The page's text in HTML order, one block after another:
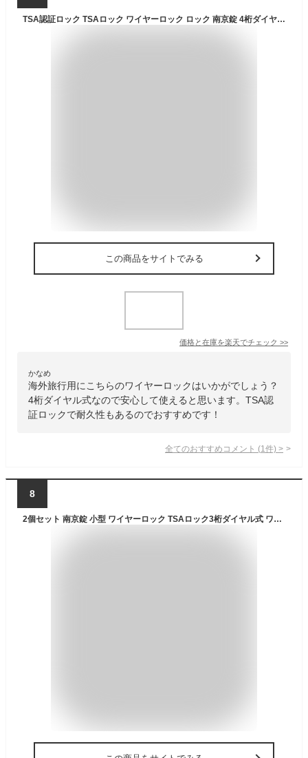
TSA認証ロック TSAロック ワイヤーロック ロック 南京錠 4桁ダイヤル式 プ ワイヤー ダイヤル式ロック暗証番号 海外旅行用鍵 ジムロッカー荷物 バッグ用ロック 旅行用 出張 海外旅行 荷物スーツケース用 安心 防犯グッズ 軽量 ポータブル 防錆 耐久性 耐候性 簡単な操作
この商品をサイトでみる
価格と在庫を楽天でチェック >>
かなめ
海外旅行用にこちらのワイヤーロックはいかがでしょう？
4桁ダイヤル式なので安心して使えると思います。TSA認
証ロックで耐久性もあるのでおすすめです！
全てのおすすめコメント (1 件) >
8
2個セット 南京錠 小型 ワイヤーロック TSAロック3桁ダイヤル式 ワイヤーロック 南京錠 鍵 マスターロック 暗証番号 盗難防止 荷物、スーツケース、バックパック用 海外 旅行 出張 空港 検査 アメリカ安全運輸局認定 防犯グッズ ブラック 父の日